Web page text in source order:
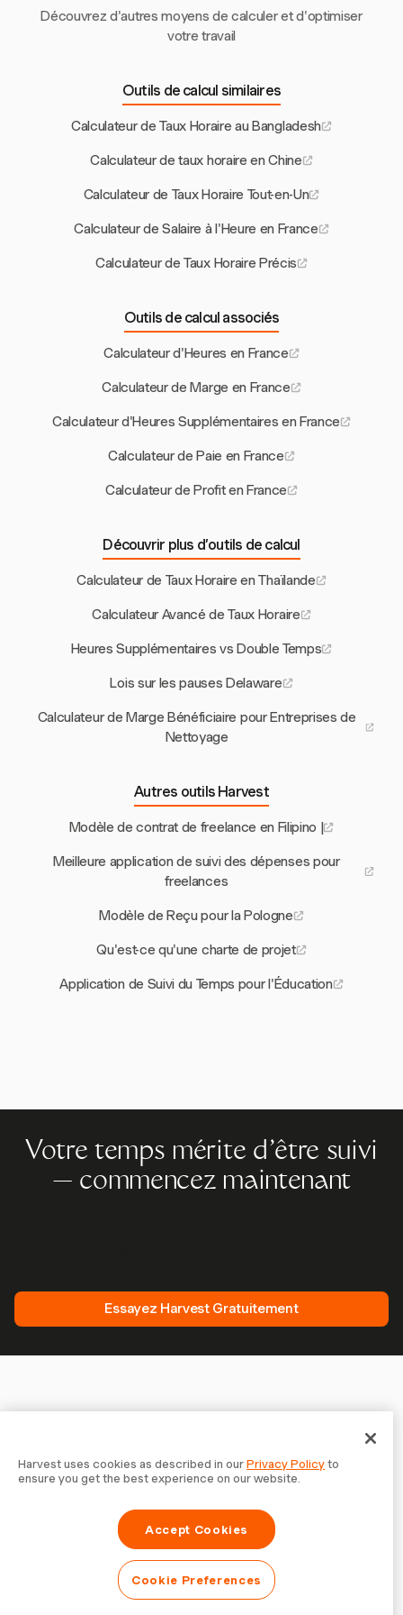
Découvrez d'autres moyens de calculer et d'optimiser
votre travail
Outils de calcul similaires
Calculateur de Taux Horaire au Bangladesh
Calculateur de taux horaire en Chine
Calculateur de Taux Horaire Tout-en-Un
Calculateur de Salaire à l'Heure en France
Calculateur de Taux Horaire Précis
Outils de calcul associés
Calculateur d'Heures en France
Calculateur de Marge en France
Calculateur d'Heures Supplémentaires en France
Calculateur de Paie en France
Calculateur de Profit en France
Découvrir plus d’outils de calcul
Calculateur de Taux Horaire en Thaïlande
Calculateur Avancé de Taux Horaire
Heures Supplémentaires vs Double Temps
Lois sur les pauses Delaware
Calculateur de Marge Bénéficiaire pour Entreprises de
Nettoyage
Autres outils Harvest
Modèle de contrat de freelance en Filipino |
Meilleure application de suivi des dépenses pour
freelances
Modèle de Reçu pour la Pologne
Qu'est-ce qu'une charte de projet
Application de Suivi du Temps pour l'Éducation
Votre temps mérite d'être suivi
— commencez maintenant
Essayez Harvest Gratuitement
Harvest uses cookies as described in ourPrivacy Policyto
ensure you get the best experience on our website.
Accept Cookies
Cookie Preferences